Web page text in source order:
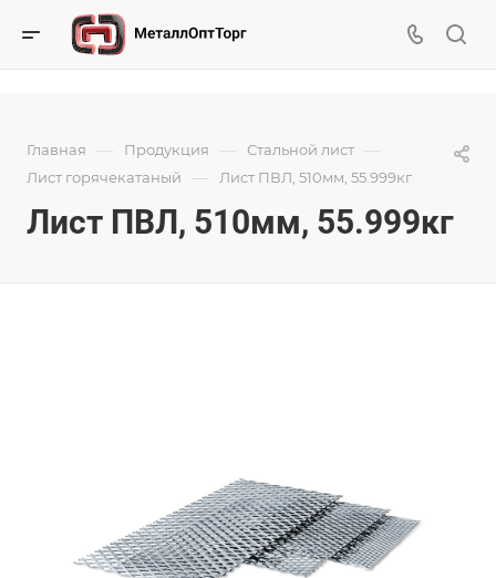
Главная — Продукция — Стальной лист —
Лист горячекатаный — Лист ПВЛ, 510мм, 55.999кг
Лист ПВЛ, 510мм, 55.999кг